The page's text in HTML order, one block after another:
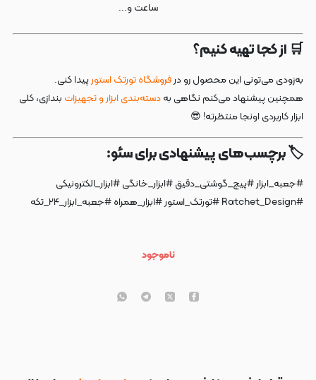
ساعت و...
🛒 از کجا تهیه کنیم؟
به‌زودی می‌تونی این محصول رو درفروشگاه تورتک استورپیدا کنی.
همچنین پیشنهاد می‌کنم نگاهی بهدسته‌بندی ابزار و تجهیزات بندازی، کلی
ابزار کاربردی اونجا منتظرته! 😎
🏷️ برچسب‌های پیشنهادی برای سئو:
#جعبه_ابزار #پیچ_گوشتی_دقیق #ابزار_خانگی #ابزار_الکترونیکی
#Ratchet_Design #تورتک_استور #ابزار_همراه #جعبه_ابزار_۲۴_تکه
ناموجود